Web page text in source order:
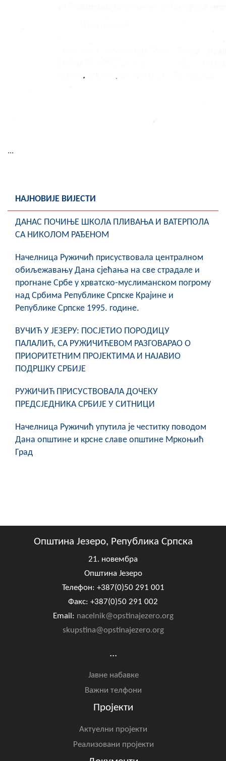
...
НАЈНОВИЈЕ ВИЈЕСТИ
ДАНАС ПОЧИЊЕ ШКОЛА ПЛИВАЊА И ВАТЕРПОЛА
СА НИКОЛОМ РАЂЕНОМ
Начелница Ружичић присуствовала централном
обиљежавању Дана сјећања на све страдале и
прогнане Србе у хрватско-муслиманском погрому
над Србима Републике Српске Крајине и
Републике Српске 1995. године.
ВУЧИЋ У ЈЕЗЕРУ: ПОСЈЕТИО ПОРОДИЦУ
ПАЛАЛИЋ, СА РУЖИЧИЋЕВОМ РАЗГОВАРАО О
ПРИОРИТЕТНИМ ПРОЈЕКТИМА И НАЈАВИО
ПОДРШКУ СРБИЈЕ
РУЖИЧИЋ ПРИСУСТВОВАЛА ДОЧЕКУ
ПРЕДСЈЕДНИКА СРБИЈЕ У СИТНИЦИ
Начелница Ружичић упутила је честитку поводом
Дана општине и крсне славе општине Мркоњић
Град
Општина Језеро, Република Српска
21. новембра
Општина Језеро
Телефон: +387(0)50 291 001
Факс: +387(0)50 291 002
Email: nacelnik@opstinajezero.org
skupstina@opstinajezero.org
...
Јавне набавке
Важни телфони
Пројекти
Актуелни пројекти
Реализовани пројекти